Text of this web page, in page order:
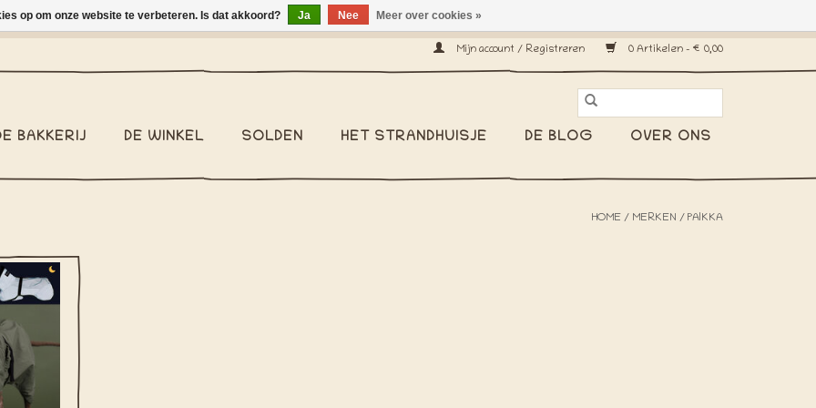
Mijn account / Registreren 0 Artikelen - €0,00
BAKKERIJ DE WINKEL SOLDEN HET STRANDHUISJE DE BLOG OVER ONS
HOME / MERKEN / PAIKKA
De
Shell
en
en
op om onze website te verbeteren. Is dat akkoord? Ja Nee Meer over cookies »
België €2,95 - Pakketzending binnen België €6,95 - We verzenden wereldwijd! -